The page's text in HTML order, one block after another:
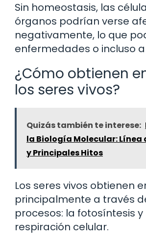
Sin homeostasis, las
órganos podrían verse
negativamente, lo que
enfermedades o incluso
¿Cómo obtienen
los seres vivos?
Quizás también te interese:
la Biología Molecular: Línea
y Principales Hitos
Los seres vivos obtienen
principalmente a través
procesos: la fotosíntesis y
respiración celular.